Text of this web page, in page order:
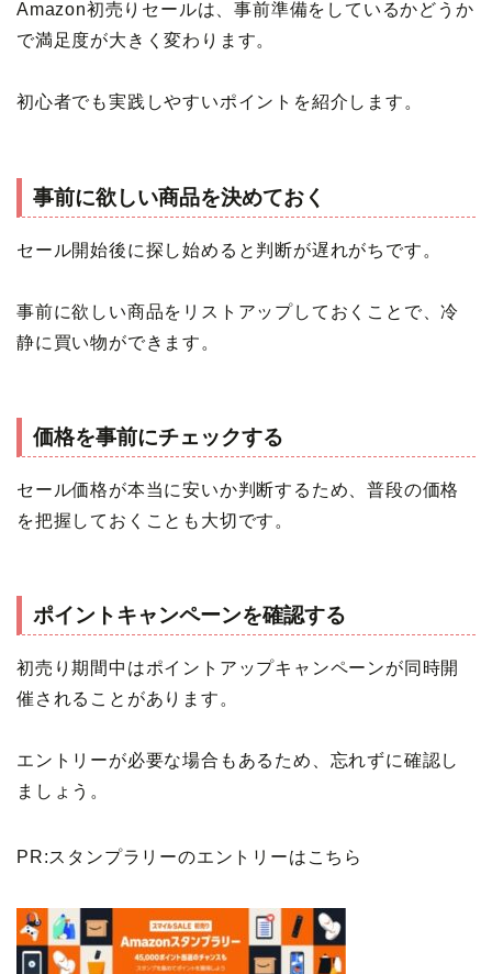
Amazon初売りセールは、事前準備をしているかどうか
で満足度が大きく変わります。
初心者でも実践しやすいポイントを紹介します。
事前に欲しい商品を決めておく
セール開始後に探し始めると判断が遅れがちです。
事前に欲しい商品をリストアップしておくことで、冷
静に買い物ができます。
価格を事前にチェックする
セール価格が本当に安いか判断するため、普段の価格
を把握しておくことも大切です。
ポイントキャンペーンを確認する
初売り期間中はポイントアップキャンペーンが同時開
催されることがあります。
エントリーが必要な場合もあるため、忘れずに確認し
ましょう。
PR:スタンプラリーのエントリーはこちら